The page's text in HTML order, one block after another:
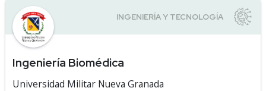
Ingeniería Biomédica
Universidad Militar Nueva Granada